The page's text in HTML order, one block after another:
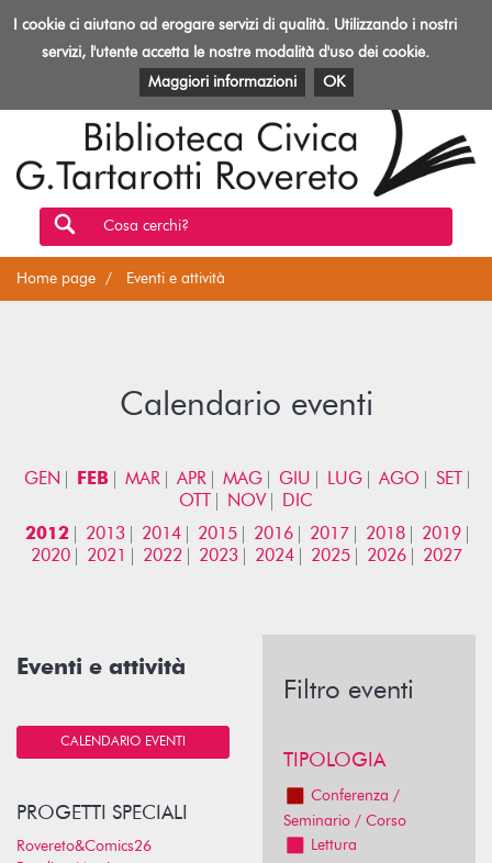
Toggle
Biblioteca
Rovereto
EVENTI E ATTIVITÀ PATRIMONIO E RISORSE
Cosa cerchi?
Home page Eventi e attività
Calendario eventi
GEN FEB MAR APR MAG GIU LUG AGO
SET
OTT
NOV
DIC
2012
2013 2014 2015 2016 2017 2018
2019
2020
2021 2022 2023 2024 2025 2026 2027
Eventi e attività
CALENDARIO EVENTI
PROGETTI SPECIALI
Rovereto&Comics26
Filtro eventi
TIPOLOGIA
Conferenza /
Seminario / Corso
Lettura
I cookie ci aiutano ad erogare servizi di qualità. Utilizzando i nostri
servizi, l'utente accetta le nostre modalità d'uso dei cookie.
Maggiori informazioni
OK